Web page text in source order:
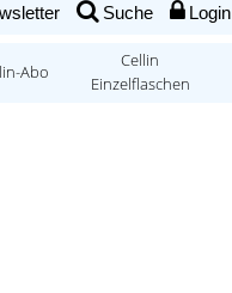
Suche Login
Abo
Cellin
Einzelflaschen